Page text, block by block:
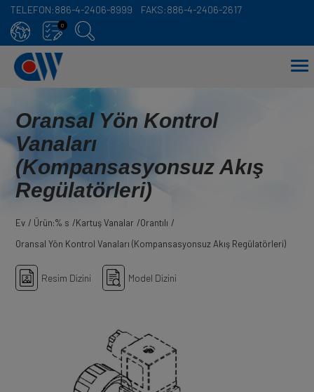
TELEFON:886-4-2406-8999 FAKS:886-4-2406-2617
0
Oransal Yön Kontrol
Vanaları
(Kompansasyonsuz Akış
Regülatörleri)
Ev Ürün:% s Kartuş Vanalar
Orantılı
Oransal Yön Kontrol Vanaları (Kompansasyonsuz Akış Regülatörleri)
Resim Dizini Model Dizini
Çerez yönetimi paneli